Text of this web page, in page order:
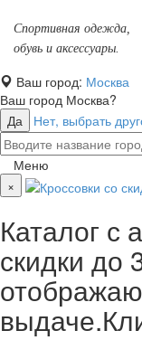
Спортивная одежда,
обувь и аксессуары.
Ваш город: Москва
Ваш город Москва?
Да
Нет, выбрать
Меню
×
Каталог с
скидки до